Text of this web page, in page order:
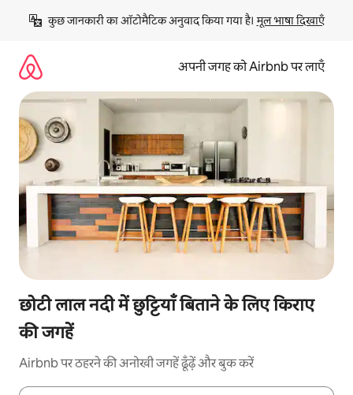
छोड़कर
कॉन्टेंट
कुछ जानकारी का ऑटोमैटिक अनुवाद किया गया है। मूल भाषा दिखाएँ
अपनी जगह को Airbnb पर लाएँ
छोटी लाल नदी में छुट्टियाँ बिताने के लिए किराए
की जगहें
Airbnb पर ठहरने की अनोखी जगहें ढूँढ़ें और बुक करें